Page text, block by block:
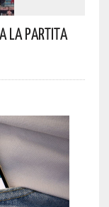
La Partita